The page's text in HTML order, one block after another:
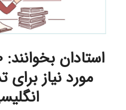
مورد نیاز